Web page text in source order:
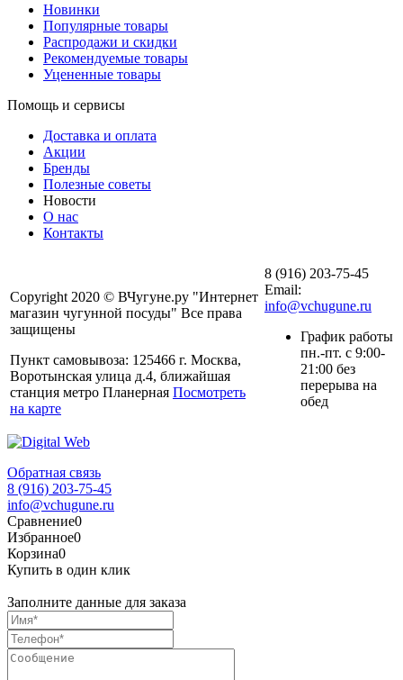
Новинки
Популярные товары
Распродажи и скидки
Рекомендуемые товары
Уцененные товары
Помощь и сервисы
Доставка и оплата
Акции
Бренды
Полезные советы
Новости
О нас
Контакты
Copyright 2020 © ВЧугуне.ру "Интернет
магазин чугунной посуды" Все права
защищены
Пункт самовывоза: 125466 г. Москва,
Воротынская улица д.4, ближайшая
станция метро Планерная Посмотреть
на карте
8 (916) 203-75-45
Email:
info@vchugune.ru
График работы
пн.-пт. с 9:00-
21:00 без
перерыва на
обед
Обратная связь
8 (916) 203-75-45
info@vchugune.ru
Сравнение0
Избранное0
Корзина0
Купить в один клик
Заполните данные для заказа